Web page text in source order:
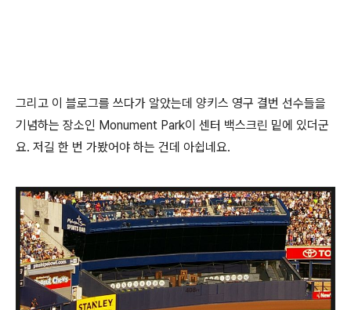
그리고 이 블로그를 쓰다가 알았는데 양키스 영구 결번 선수들을
기념하는 장소인 Monument Park이 센터 백스크린 밑에 있더군
요. 저길 한 번 가봤어야 하는 건데 아쉽네요.